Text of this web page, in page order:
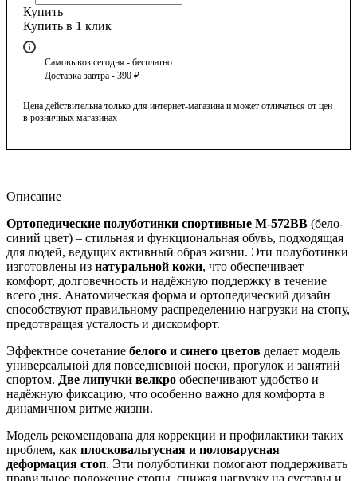
Купить
Купить в 1 клик
Самовывоз сегодня - бесплатно
Доставка завтра - 390 ₽
Цена действительна только для интернет-магазина и может отличаться от цен
в розничных магазинах
Описание
Ортопедические полуботинки спортивные М-572ВВ (бело-
синий цвет) – стильная и функциональная обувь, подходящая
для людей, ведущих активный образ жизни. Эти полуботинки
изготовлены из натуральной кожи, что обеспечивает
комфорт, долговечность и надёжную поддержку в течение
всего дня. Анатомическая форма и ортопедический дизайн
способствуют правильному распределению нагрузки на стопу,
предотвращая усталость и дискомфорт.
Эффектное сочетание белого и синего цветов делает модель
универсальной для повседневной носки, прогулок и занятий
спортом. Две липучки велкро обеспечивают удобство и
надёжную фиксацию, что особенно важно для комфорта в
динамичном ритме жизни.
Модель рекомендована для коррекции и профилактики таких
проблем, как плосковальгусная и половарусная
деформация стоп. Эти полуботинки помогают поддерживать
правильное положение стопы, снижая нагрузку на суставы и